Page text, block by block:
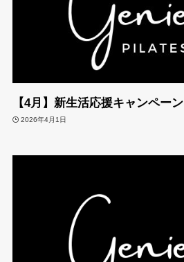
【4月】新生活応援キャンペーン
2026年4月1日